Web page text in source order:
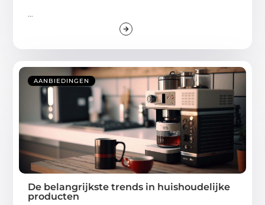
...
AANBIEDINGEN
De belangrijkste trends in huishoudelijke
producten